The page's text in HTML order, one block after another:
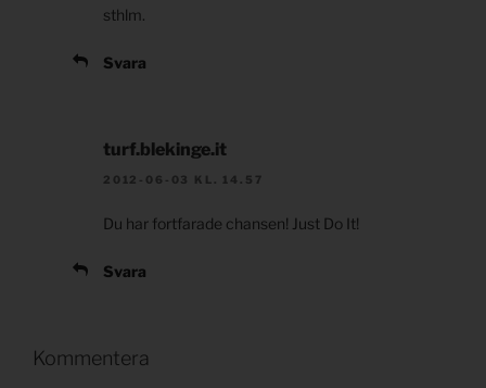
sthlm.
Svara
turf.blekinge.it
2012-06-03 KL. 14.57
Du har fortfarade chansen! Just Do It!
Svara
Kommentera